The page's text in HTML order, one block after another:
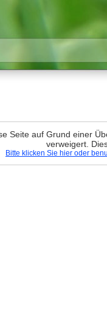
Seite auf Grund einer
verweigert.
Bitte klicken Sie hier oder